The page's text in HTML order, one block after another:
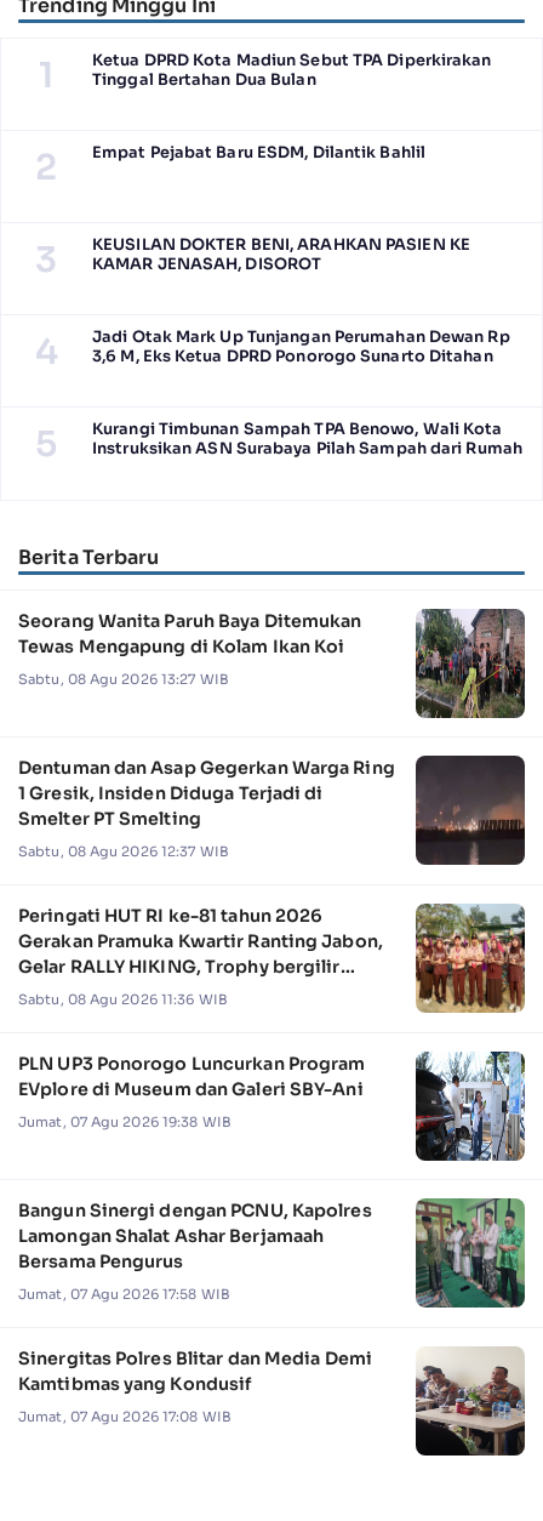
Trending Minggu Ini
1
Ketua DPRD Kota Madiun Sebut TPA Diperkirakan
Tinggal Bertahan Dua Bulan
2 Empat Pejabat Baru ESDM, Dilantik Bahlil
3
KEUSILAN DOKTER BENI, ARAHKAN PASIEN KE
KAMAR JENASAH, DISOROT
4
Jadi Otak Mark Up Tunjangan Perumahan Dewan Rp
3,6 M, Eks Ketua DPRD Ponorogo Sunarto Ditahan
5
Kurangi Timbunan Sampah TPA Benowo, Wali Kota
Instruksikan ASN Surabaya Pilah Sampah dari Rumah
Berita Terbaru
Seorang Wanita Paruh Baya Ditemukan
Tewas Mengapung di Kolam Ikan Koi
Sabtu, 08 Agu 2026 13:27 WIB
Dentuman dan Asap Gegerkan Warga Ring
1 Gresik, Insiden Diduga Terjadi di
Smelter PT Smelting
Sabtu, 08 Agu 2026 12:37 WIB
Peringati HUT RI ke-81 tahun 2026
Gerakan Pramuka Kwartir Ranting Jabon,
Gelar RALLY HIKING, Trophy bergilir
Camat Jabon
Sabtu, 08 Agu 2026 11:36 WIB
PLN UP3 Ponorogo Luncurkan Program
EVplore di Museum dan Galeri SBY-Ani
Jumat, 07 Agu 2026 19:38 WIB
Bangun Sinergi dengan PCNU, Kapolres
Lamongan Shalat Ashar Berjamaah
Bersama Pengurus
Jumat, 07 Agu 2026 17:58 WIB
Sinergitas Polres Blitar dan Media Demi
Kamtibmas yang Kondusif
Jumat, 07 Agu 2026 17:08 WIB